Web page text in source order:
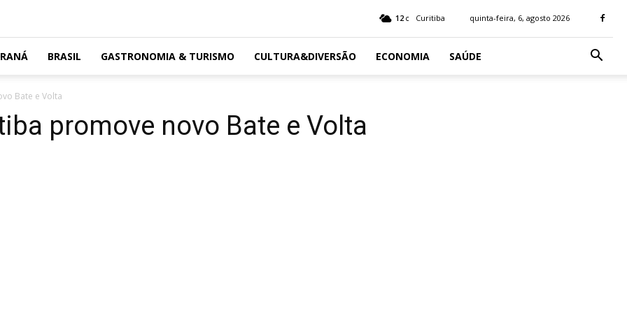
12 C Curitiba quinta-feira, 6, agosto 2026
BRASIL GASTRONOMIA & TURISMO CULTURA&DIVERSÃO ECONOMIA SAÚDE
Bate e Volta
promove novo Bate e Volta